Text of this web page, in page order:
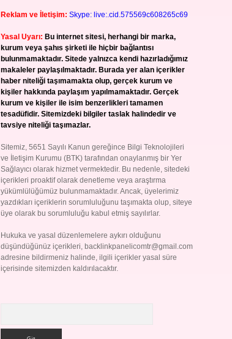
Reklam ve İletişim: Skype: live:.cid.575569c608265c69
Yasal Uyarı: Bu internet sitesi, herhangi bir marka,
kurum veya şahıs şirketi ile hiçbir bağlantısı
bulunmamaktadır. Sitede yalnızca kendi hazırladığımız
makaleler paylaşılmaktadır. Burada yer alan içerikler
haber niteliği taşımamakta olup, gerçek kurum ve
kişiler hakkında paylaşım yapılmamaktadır. Gerçek
kurum ve kişiler ile isim benzerlikleri tamamen
tesadüfidir. Sitemizdeki bilgiler taslak halindedir ve
tavsiye niteliği taşımazlar.
Sitemiz, 5651 Sayılı Kanun gereğince Bilgi Teknolojileri
ve İletişim Kurumu (BTK) tarafından onaylanmış bir Yer
Sağlayıcı olarak hizmet vermektedir. Bu nedenle, sitedeki
içerikleri proaktif olarak denetleme veya araştırma
yükümlülüğümüz bulunmamaktadır. Ancak, üyelerimiz
yazdıkları içeriklerin sorumluluğunu taşımakta olup, siteye
üye olarak bu sorumluluğu kabul etmiş sayılırlar.
Hukuka ve yasal düzenlemelere aykırı olduğunu
düşündüğünüz içerikleri, backlinkpanelicomtr@gmail.com
adresine bildirmeniz halinde, ilgili içerikler yasal süre
içerisinde sitemizden kaldırılacaktır.